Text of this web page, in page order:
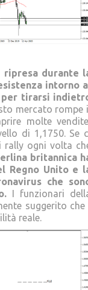
ripresa durante
intorno
tirarsi
mercato rompe
molte
di 1,1750. Se
rally ogni volta
britannica
Regno Unito e
che
I funzionari
suggerito che
reale.